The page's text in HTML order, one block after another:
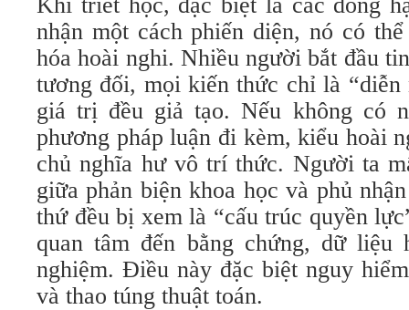
nhận một cách phiến diện, nó có
hóa hoài nghi. Nhiều người bắt đầu
tương đối, mọi kiến thức chỉ là “diễn
giá trị đều giả tạo. Nếu không có
phương pháp luận đi kèm, kiểu hoài
chủ nghĩa hư vô trí thức. Người ta
giữa phản biện khoa học và phủ
thứ đều bị xem là “cấu trúc quyền
quan tâm đến bằng chứng, dữ liệu
nghiệm. Điều này đặc biệt nguy
và thao túng thuật toán.